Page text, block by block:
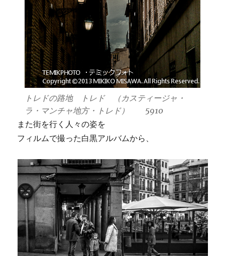
トレドの路地 トレド （カスティージャ・
ラ・マンチャ地方・トレド） 5910
また街を行く人々の姿を
フィルムで撮った白黒アルバムから、